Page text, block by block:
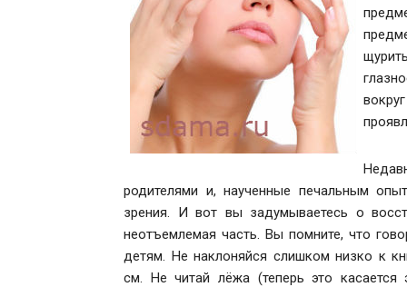
родителями и, наученные печальным
зрения. И вот вы задумываетесь о
неотъемлемая часть. Вы помните, что
детям. Не наклоняйся слишком низко к
см. Не читай лёжа (теперь это